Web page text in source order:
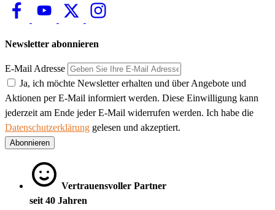
Newsletter abonnieren
E-Mail Adresse
Ja, ich möchte Newsletter erhalten und über Angebote und
Aktionen per E-Mail informiert werden. Diese Einwilligung kann
jederzeit am Ende jeder E-Mail widerrufen werden. Ich habe die
Datenschutzerklärung gelesen und akzeptiert.
Abonnieren
Vertrauensvoller Partner
seit 40 Jahren